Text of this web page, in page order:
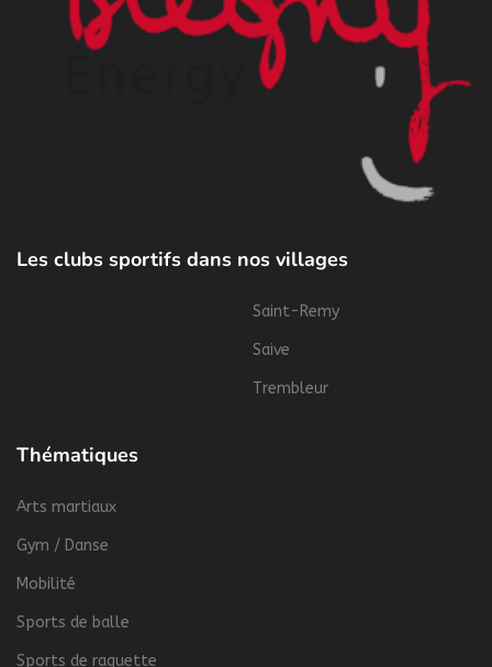
Les clubs sportifs dans nos villages
Saint-Remy
Saive
Trembleur
Thématiques
Arts martiaux
Gym / Danse
Mobilité
Sports de balle
Sports de raquette